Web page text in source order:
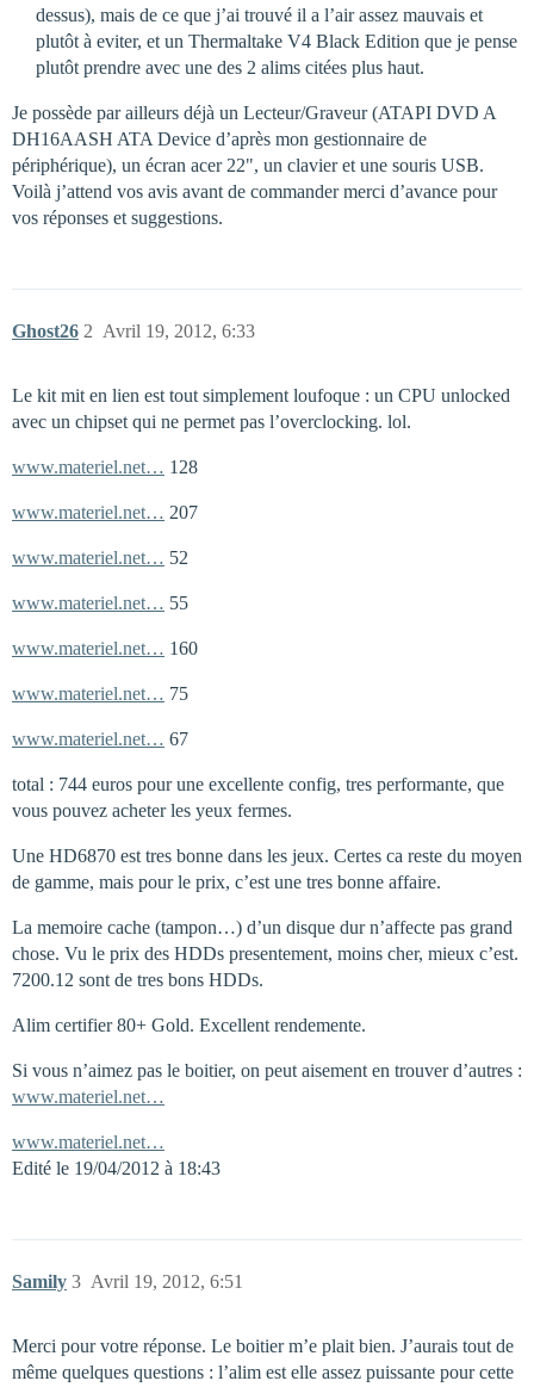
dessus), mais de ce que j’ai trouvé il a l’air assez mauvais et
plutôt à eviter, et un Thermaltake V4 Black Edition que je pense
plutôt prendre avec une des 2 alims citées plus haut.
Je possède par ailleurs déjà un Lecteur/Graveur (ATAPI DVD A
DH16AASH ATA Device d’après mon gestionnaire de
périphérique), un écran acer 22", un clavier et une souris USB.
Voilà j’attend vos avis avant de commander merci d’avance pour
vos réponses et suggestions.
Ghost26 Avril 19, 2012, 6:33
2
Le kit mit en lien est tout simplement loufoque : un CPU unlocked
avec un chipset qui ne permet pas l’overclocking. lol.
www.materiel.net… 128
www.materiel.net… 207
www.materiel.net… 52
www.materiel.net… 55
www.materiel.net… 160
www.materiel.net… 75
www.materiel.net… 67
total : 744 euros pour une excellente config, tres performante, que
vous pouvez acheter les yeux fermes.
Une HD6870 est tres bonne dans les jeux. Certes ca reste du moyen
de gamme, mais pour le prix, c’est une tres bonne affaire.
La memoire cache (tampon…) d’un disque dur n’affecte pas grand
chose. Vu le prix des HDDs presentement, moins cher, mieux c’est.
7200.12 sont de tres bons HDDs.
Alim certifier 80+ Gold. Excellent rendemente.
Si vous n’aimez pas le boitier, on peut aisement en trouver d’autres :
www.materiel.net…
www.materiel.net…
Edité le 19/04/2012 à 18:43
Samily Avril 19, 2012, 6:51
3
Merci pour votre réponse. Le boitier m’e plait bien. J’aurais tout de
même quelques questions : l’alim est elle assez puissante pour cette